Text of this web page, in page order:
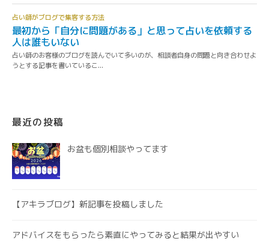
最近の投稿
お盆も個別相談やってます
【アキラブログ】新記事を投稿しました
アドバイスをもらったら素直にやってみると結果が出やすい